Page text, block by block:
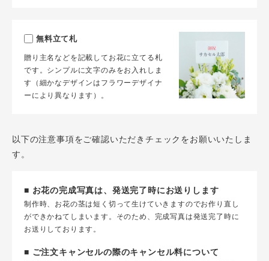
無料立て札
贈り主名などを記載してお花に立てる札
です。シンプルに文字のみをお入れしま
す（細かなデザインはフラワーデザイナ
ーにより異なります）。
以下の注意事項をご確認いただきチェックをお願いいたしま
す。
■ お花の完成写真は、発送完了時にお送りします
制作時、お花の茎は短く切って生けていきますのでお作り直し
ができかねてしまいます。そのため、完成写真は発送完了時に
お送りしております。
■ ご注文キャンセルの際のキャンセル料について